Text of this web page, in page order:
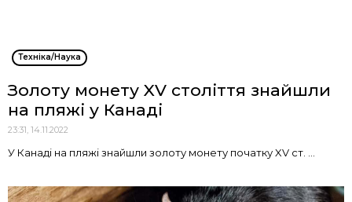
Техніка/Наука
Золоту монету XV століття знайшли
на пляжі у Канаді
23:31, 14.11.2022
У Канаді на пляжі знайшли золоту монету початку XV ст. ...